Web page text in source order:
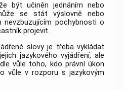
být učiněn jednáním nebo
se stát výslovně nebo
nevzbuzujícím pochybnosti o
projevit.
slovy je třeba vykládat
jazykového vyjádření, ale
vůle toho, kdo právní úkon
vůle v rozporu s jazykovým